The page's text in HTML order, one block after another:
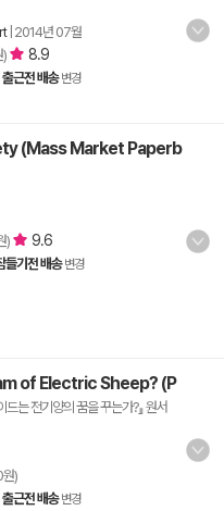
| 2014년 07월
) 8.9
출근전 배송 변경
(Mass Market Paperb
) 9.6
들기전 배송 변경
of Electric Sheep? (P
드는 전기양의 꿈을 꾸는가?』 원서
)
출근전 배송 변경